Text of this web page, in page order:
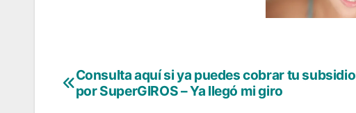
Navegación
Consulta aquí si ya puedes cobrar tu subsidio
por SuperGIROS – Ya llegó mi giro